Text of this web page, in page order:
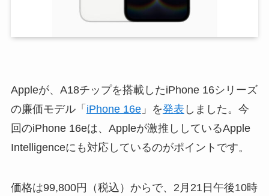
Appleが、A18チップを搭載したiPhone 16シリーズ
の廉価モデル「 iPhone 16e」を発表 しました。今
回のiPhone 16eは、Appleが激推ししているApple
Intelligenceにも対応しているのがポイントです。
価格は99,800円（税込）からで、2月21日午後10時